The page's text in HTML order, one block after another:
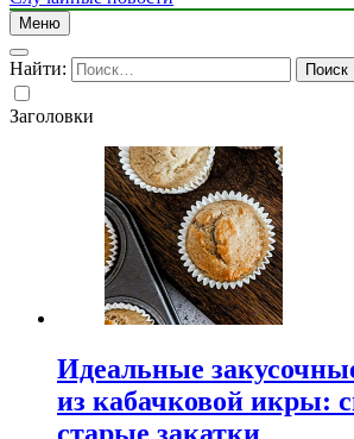
Меню
Найти:
Заголовки
Идеальные
из кабачковой икры: